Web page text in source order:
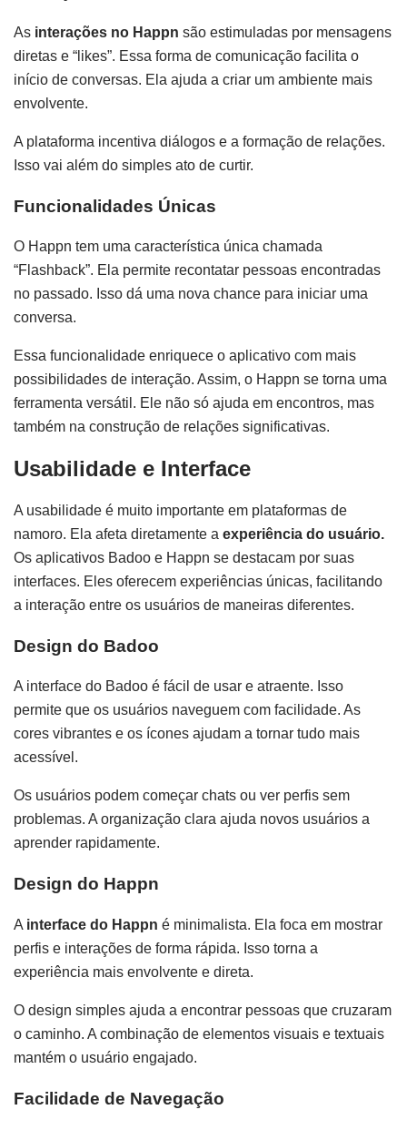
As interações no Happn são estimuladas por mensagens
diretas e “likes”. Essa forma de comunicação facilita o
início de conversas. Ela ajuda a criar um ambiente mais
envolvente.
A plataforma incentiva diálogos e a formação de relações.
Isso vai além do simples ato de curtir.
Funcionalidades Únicas
O Happn tem uma característica única chamada
“Flashback”. Ela permite recontatar pessoas encontradas
no passado. Isso dá uma nova chance para iniciar uma
conversa.
Essa funcionalidade enriquece o aplicativo com mais
possibilidades de interação. Assim, o Happn se torna uma
ferramenta versátil. Ele não só ajuda em encontros, mas
também na construção de relações significativas.
Usabilidade e Interface
A usabilidade é muito importante em plataformas de
namoro. Ela afeta diretamente a experiência do usuário.
Os aplicativos Badoo e Happn se destacam por suas
interfaces. Eles oferecem experiências únicas, facilitando
a interação entre os usuários de maneiras diferentes.
Design do Badoo
A interface do Badoo é fácil de usar e atraente. Isso
permite que os usuários naveguem com facilidade. As
cores vibrantes e os ícones ajudam a tornar tudo mais
acessível.
Os usuários podem começar chats ou ver perfis sem
problemas. A organização clara ajuda novos usuários a
aprender rapidamente.
Design do Happn
A interface do Happn é minimalista. Ela foca em mostrar
perfis e interações de forma rápida. Isso torna a
experiência mais envolvente e direta.
O design simples ajuda a encontrar pessoas que cruzaram
o caminho. A combinação de elementos visuais e textuais
mantém o usuário engajado.
Facilidade de Navegação